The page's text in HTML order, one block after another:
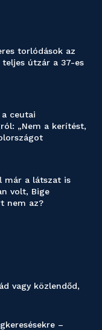
torlódások az
teljes útzár a 37-es
ceutai
„Nem a kerítést,
már a látszat is
volt, Bige
nem az?
vagy közlendőd,
–